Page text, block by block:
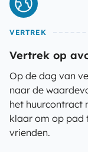
VERTREK
Vertrek op
Op de dag van
naar de
het huurcontract
klaar om op pad
vrienden.